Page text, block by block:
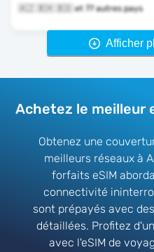
🇦🇿 🇧🇭 🇧🇩 et 77 autres pays
Afficher
Achetez le meilleur
Obtenez une
meilleurs réseaux à
forfaits eSIM
connectivité
sont prépayés avec
détaillées. Profitez
avec l'eSIM de